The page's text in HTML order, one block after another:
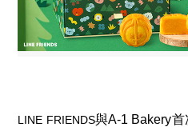
LINE FRIENDS與A-1 Bakery首